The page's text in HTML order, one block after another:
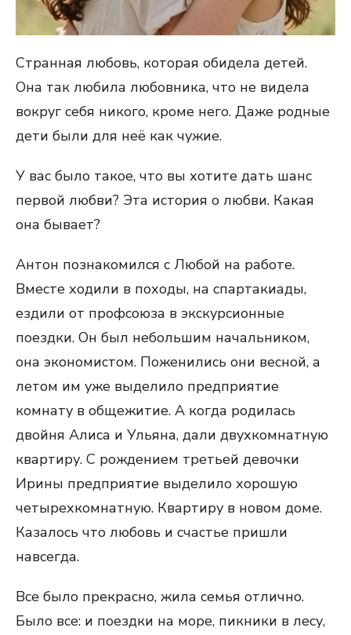
Странная любовь, которая обидела детей.
Она так любила любовника, что не видела
вокруг себя никого, кроме него. Даже родные
дети были для неё как чужие.
У вас было такое, что вы хотите дать шанс
первой любви? Эта история о любви. Какая
она бывает?
Антон познакомился с Любой на работе.
Вместе ходили в походы, на спартакиады,
ездили от профсоюза в экскурсионные
поездки. Он был небольшим начальником,
она экономистом. Поженились они весной, а
летом им уже выделило предприятие
комнату в общежитие. А когда родилась
двойня Алиса и Ульяна, дали двухкомнатную
квартиру. С рождением третьей девочки
Ирины предприятие выделило хорошую
четырехкомнатную. Квартиру в новом доме.
Казалось что любовь и счастье пришли
навсегда.
Все было прекрасно, жила семья отлично.
Было все: и поездки на море, пикники в лесу,